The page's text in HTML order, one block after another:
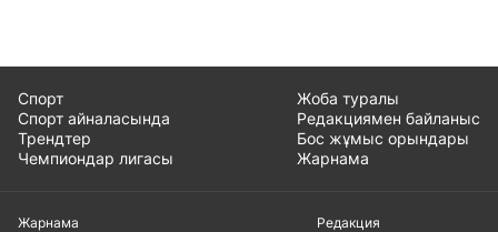
Спорт
Спорт айналасында
Трендтер
Чемпиондар лигасы
Жоба туралы
Редакциямен байланыс
Бос жұмыс орындары
Жарнама
Жарнама Редакция